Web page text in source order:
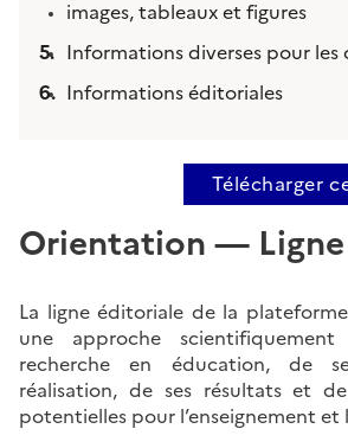
images, tableaux et figures
Informations diverses pour
Informations éditoriales
Télécharger
Orientation —
La ligne éditoriale de la
une approche
recherche en éducation, de
réalisation, de ses résultats et
potentielles pour l’enseignement et